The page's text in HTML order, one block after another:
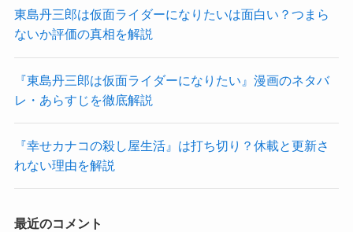
東島丹三郎は仮面ライダーになりたいは面白い？つまら
ないか評価の真相を解説
『東島丹三郎は仮面ライダーになりたい』漫画のネタバ
レ・あらすじを徹底解説
『幸せカナコの殺し屋生活』は打ち切り？休載と更新さ
れない理由を解説
最近のコメント